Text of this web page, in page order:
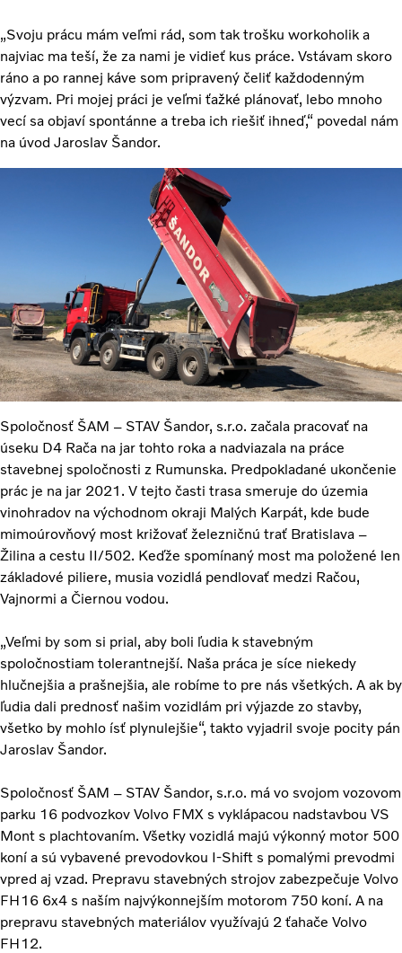
„Svoju prácu mám veľmi rád, som tak trošku workoholik a
najviac ma teší, že za nami je vidieť kus práce. Vstávam skoro
ráno a po rannej káve som pripravený čeliť každodenným
výzvam. Pri mojej práci je veľmi ťažké plánovať, lebo mnoho
vecí sa objaví spontánne a treba ich riešiť ihneď,“ povedal nám
na úvod Jaroslav Šandor.
Spoločnosť ŠAM – STAV Šandor, s.r.o. začala pracovať na
úseku D4 Rača na jar tohto roka a nadviazala na práce
stavebnej spoločnosti z Rumunska. Predpokladané ukončenie
prác je na jar 2021. V tejto časti trasa smeruje do územia
vinohradov na východnom okraji Malých Karpát, kde bude
mimoúrovňový most križovať železničnú trať Bratislava –
Žilina a cestu II/502. Keďže spomínaný most ma položené len
základové piliere, musia vozidlá pendlovať medzi Račou,
Vajnormi a Čiernou vodou.
„Veľmi by som si prial, aby boli ľudia k stavebným
spoločnostiam tolerantnejší. Naša práca je síce niekedy
hlučnejšia a prašnejšia, ale robíme to pre nás všetkých. A ak by
ľudia dali prednosť našim vozidlám pri výjazde zo stavby,
všetko by mohlo ísť plynulejšie“, takto vyjadril svoje pocity pán
Jaroslav Šandor.
Spoločnosť ŠAM – STAV Šandor, s.r.o. má vo svojom vozovom
parku 16 podvozkov Volvo FMX s vyklápacou nadstavbou VS
Mont s plachtovaním. Všetky vozidlá majú výkonný motor 500
koní a sú vybavené prevodovkou I-Shift s pomalými prevodmi
vpred aj vzad. Prepravu stavebných strojov zabezpečuje Volvo
FH16 6x4 s naším najvýkonnejším motorom 750 koní. A na
prepravu stavebných materiálov využívajú 2 ťahače Volvo
FH12.